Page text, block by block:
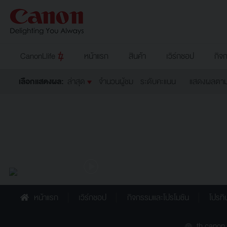
CanonLlife
หน้าแรก สินค้า เวิร์กชอป กิจ
เลือกแสดงผล: ล่าสุด จำนวนผู้ชม ระดับคะแนน แสดงผลตา
โดย Siraphob Tatiyarat
2021/04/07 16:12:20
หน้าแรก เวิร์กชอป กิจกรรมและโปรโมชัน โปรทิ